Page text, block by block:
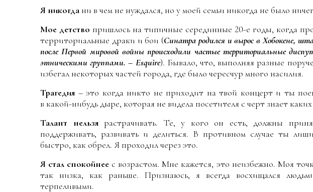
Я никогда ни в чем не нуждался, но у моей семьи никогда не было
Мое детство пришлось на типичные серединные 20-е годы, когда
территориальные драки и бои (Синатра родился и вырос в Хобокене,
после Первой мировой войны происходили частые территориальные
этническими группами. – Esquire). Бывало, что, выполняя разные
избегал некоторых частей города, где было чересчур много насилия.
Трагедия – это когда никто не приходит на твой концерт и ты
в какой-нибудь дыре, которая не видела посетителя с черт знает
Талант нельзярастрачивать. Те, у кого он есть, должны
поддерживать, развивать и делиться. В противном случае ты
быстро, как обрел. Я проходил через это.
Я стал спокойнее с возрастом. Мне кажется, это неизбежно. Моя
так низка, как раньше. Признаюсь, я всегда восхищался
терпеливыми.